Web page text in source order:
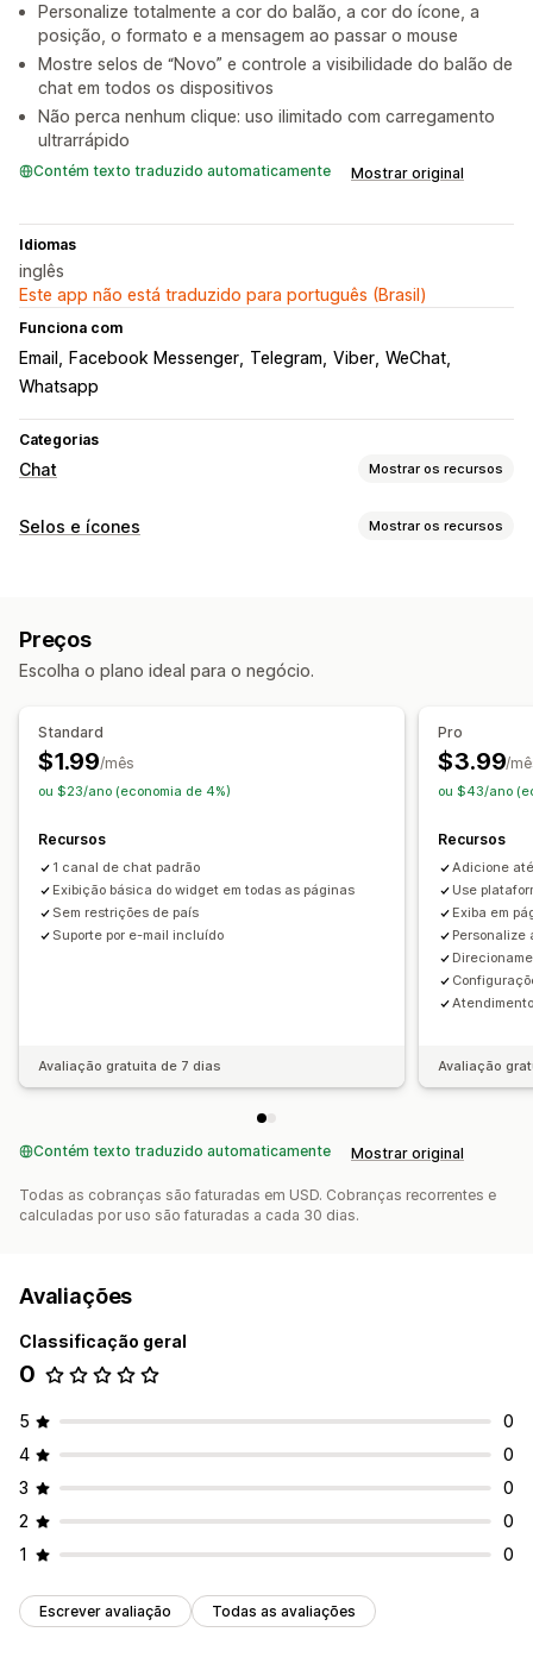
Personalize totalmente a cor do balão, a cor do ícone, a
posição, o formato e a mensagem ao passar o mouse
Mostre selos de “Novo” e controle a visibilidade do balão de
chat em todos os dispositivos
Não perca nenhum clique: uso ilimitado com carregamento
ultrarrápido
Contém texto traduzido automaticamente Mostrar original
Idiomas
inglês
Este app não está traduzido para português (Brasil)
Funciona com
Email Facebook Messenger Telegram Viber WeChat
Whatsapp
Categorias
Chat Mostrar os recursos
Personalização
Selos e ícones Mostrar os recursos
Personalização
Responsividade para dispositivos móveis
Posição do ícone
Páginas de destino
Páginas de produtos
Preços
Escolha o plano ideal para o negócio.
Standard
$1.99/mês
ou $23/ano (economia de 4%)
Recursos
1 canal de chat padrão
Exibição básica do widget em todas as páginas
Sem restrições de país
Suporte por e-mail incluído
Avaliação gratuita de 7 dias
Pro
$3.99/
ou $43/ano
Recursos
Adicione
Use
Exiba em
Personalize
Avaliação
Contém texto traduzido automaticamente Mostrar original
Todas as cobranças são faturadas em USD. Cobranças recorrentes e
calculadas por uso são faturadas a cada 30 dias.
Avaliações
Classificação geral
0
5
0
4
0
3
0
2
0
1
0
Escrever avaliação Todas as avaliações